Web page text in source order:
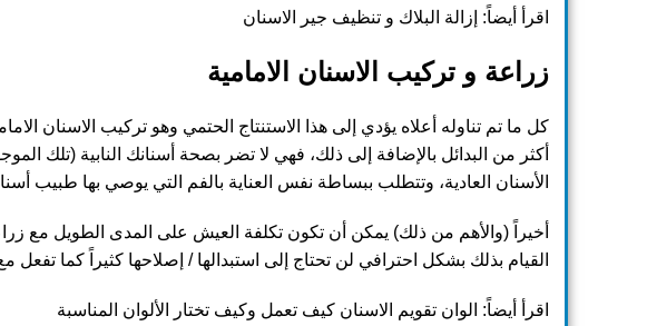
اقرأ أيضاً: إزالة البلاك و تنظيف جير الاسنان
زراعة و تركيب الاسنان الامامية
كل ما تم تناوله أعلاه يؤدي إلى هذا الاستنتاج الحتمي وهو تركيب الاسنان
أكثر من البدائل بالإضافة إلى ذلك، فهي لا تضر بصحة أسنانك النابية (تلك
الأسنان العادية، وتتطلب ببساطة نفس العناية بالفم التي يوصي بها طبيب
أخيراً (والأهم من ذلك) يمكن أن تكون تكلفة العيش على المدى الطويل مع
القيام بذلك بشكل احترافي لن تحتاج إلى استبدالها / إصلاحها كثيراً كما
اقرأ أيضاً: الوان تقويم الاسنان كيف تعمل وكيف تختار الألوان المناسبة